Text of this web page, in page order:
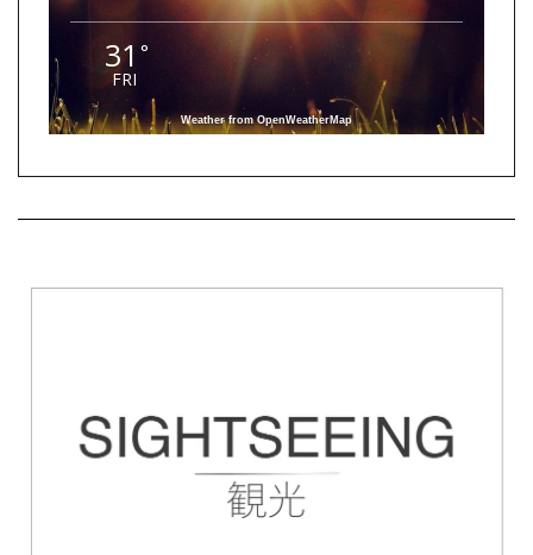
31 °
FRI
Weather from OpenWeatherMap